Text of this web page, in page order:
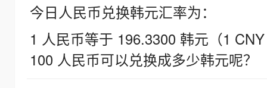
今日人民币兑换韩元汇率为：
1 人民币等于 196.3300 韩元（1
100 人民币可以兑换成多少韩元呢？